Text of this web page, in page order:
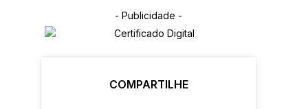
- Publicidade -
COMPARTILHE